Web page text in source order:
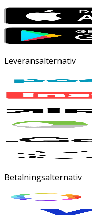
Leveransalternativ
Betalningsalternativ